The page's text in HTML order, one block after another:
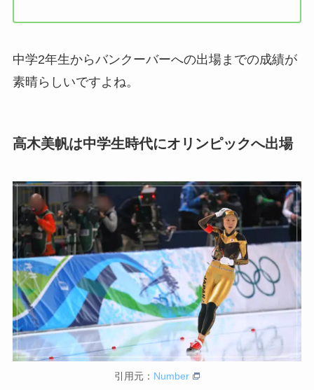
中学2年生からバンクーバーへの出場までの成績が
素晴らしいですよね。
高木美帆は中学生時代にオリンピックへ出場
引用元： Number